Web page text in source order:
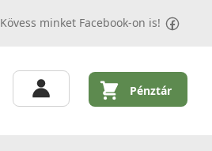
Kövess minket Facebook-on is!
Pénztár